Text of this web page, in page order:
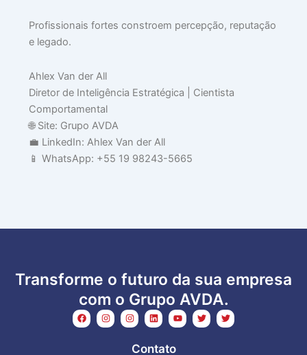
Profissionais fortes constroem percepção, reputação
e legado.
Ahlex Van der All
Diretor de Inteligência Estratégica | Cientista
Comportamental
🌐 Site: Grupo AVDA
💼 LinkedIn: Ahlex Van der All
📱 WhatsApp: +55 19 98243-5665
Transforme o futuro da sua empresa
com o Grupo AVDA.
F
a
c
I
n
s
I
n
s
a
L
i
n
e
Y
o
u
T
w
i
T
w
i
Contato